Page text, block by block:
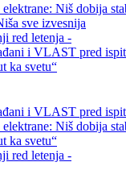
Niš dobija
sve izvesnija
red letenja -
i VLAST pred
ka svetu“
i VLAST pred
Niš dobija
ka svetu“
red letenja -